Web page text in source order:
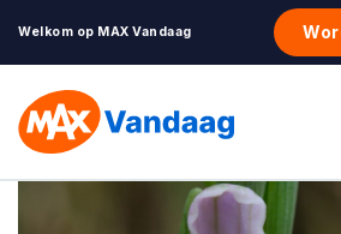
Welkom op MAX Vandaag